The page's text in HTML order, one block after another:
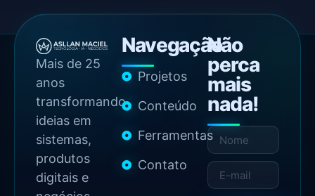
Mais de 25
anos
transformando
ideias em
sistemas,
produtos
digitais e
Navegação
Projetos
Conteúdo
Ferramentas
Contato
Não
perca
mais
nada!